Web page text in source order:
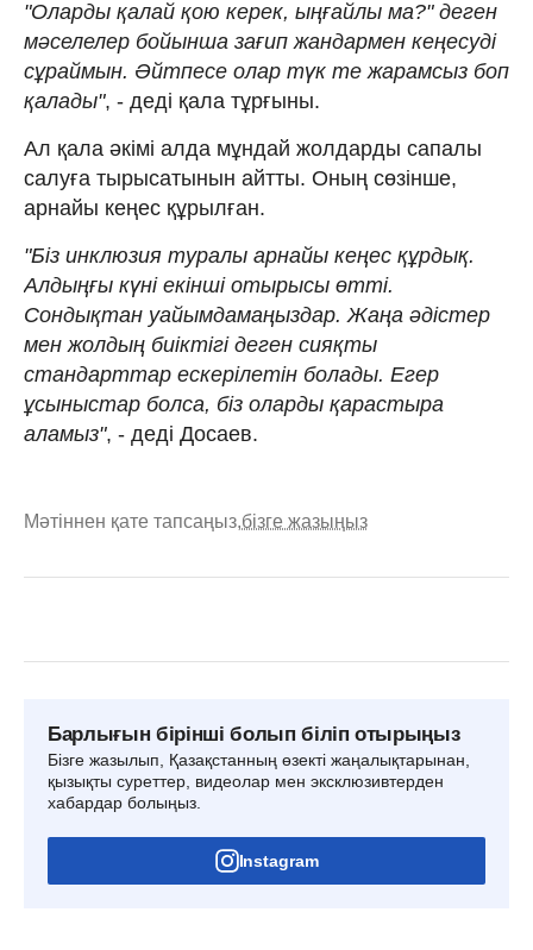
"Оларды қалай қою керек, ыңғайлы ма?" деген
мәселелер бойынша зағип жандармен кеңесуді
сұраймын. Әйтпесе олар түк те жарамсыз боп
қалады", - деді қала тұрғыны.
Ал қала әкімі алда мұндай жолдарды сапалы
салуға тырысатынын айтты. Оның сөзінше,
арнайы кеңес құрылған.
"Біз инклюзия туралы арнайы кеңес құрдық.
Алдыңғы күні екінші отырысы өтті.
Сондықтан уайымдамаңыздар. Жаңа әдістер
мен жолдың биіктігі деген сияқты
стандарттар ескерілетін болады. Егер
ұсыныстар болса, біз оларды қарастыра
аламыз", - деді Досаев.
Мәтіннен қате тапсаңыз,бізге жазыңыз
Барлығын бірінші болып біліп отырыңыз
Бізге жазылып, Қазақстанның өзекті жаңалықтарынан,
қызықты суреттер, видеолар мен эксклюзивтерден
хабардар болыңыз.
Instagram